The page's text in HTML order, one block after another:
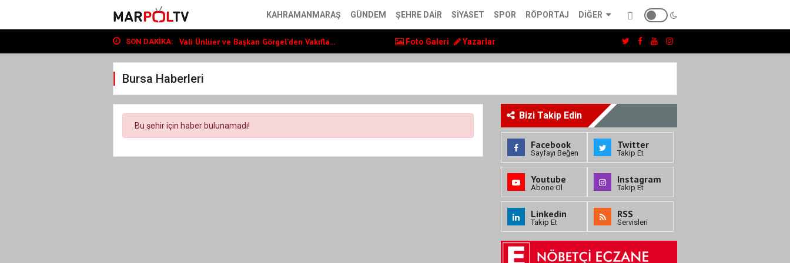
KAHRAMANMARAŞ GÜNDEM ŞEHRE DAIR SIYASET SPOR RÖPORTAJ DIĞER
SON DAKIKA:
Başkan Toptaş, mahallelerin yaşam kalite...
Vali Ünlüer ve Başkan Görgel’den Vakıfla...
Cumhurbaşkanı Erdoğan, Ayser Çalık Ortao...
Başkan Toptaş, mahallelerin yaşam kalite...
Foto Galeri Yazarlar
Bursa Haberleri
Bu şehir için haber bulunamadı!
Bizi Takip Edin
Facebook
Sayfayı Beğen
Twitter
Takip Et
Youtube
Abone Ol
Instagram
Takip Et
Linkedin
Takip Et
RSS
Servisleri